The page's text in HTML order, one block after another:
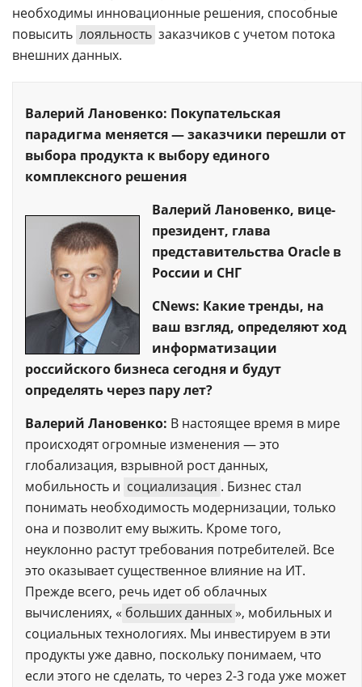
необходимы инновационные решения, способные
повысить лояльность заказчиков с учетом потока
внешних данных.
Валерий Лановенко: Покупательская
парадигма меняется — заказчики перешли от
выбора продукта к выбору единого
комплексного решения
Валерий Лановенко, вице-
президент, глава
представительства Oracle в
России и СНГ
CNews: Какие тренды, на
ваш взгляд, определяют ход
информатизации
российского бизнеса сегодня и будут
определять через пару лет?
Валерий Лановенко: В настоящее время в мире
происходят огромные изменения — это
глобализация, взрывной рост данных,
мобильность и социализация . Бизнес стал
понимать необходимость модернизации, только
она и позволит ему выжить. Кроме того,
неуклонно растут требования потребителей. Все
это оказывает существенное влияние на ИТ.
Прежде всего, речь идет об облачных
вычислениях, « больших данных», мобильных и
социальных технологиях. Мы инвестируем в эти
продукты уже давно, поскольку понимаем, что
если этого не сделать, то через 2-3 года уже может